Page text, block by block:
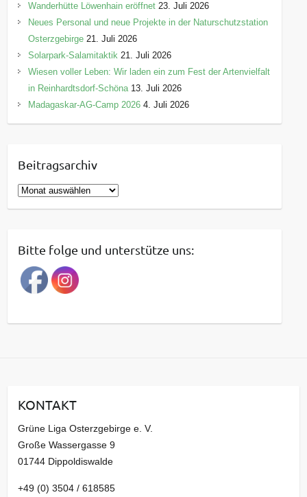
Wanderhütte Löwenhain eröffnet 23. Juli 2026
Neues Personal und neue Projekte in der Naturschutzstation
Osterzgebirge 21. Juli 2026
Solarpark-Salamitaktik 21. Juli 2026
Wiesen voller Leben: Wir laden ein zum Fest der Artenvielfalt
in Reinhardtsdorf-Schöna 13. Juli 2026
Madagaskar-AG-Camp 2026 4. Juli 2026
Beitragsarchiv
B
e
r
a
g
a
v
Bitte folge und unterstütze uns:
KONTAKT
Grüne Liga Osterzgebirge e. V.
Große Wassergasse 9
01744 Dippoldiswalde
+49 (0) 3504 / 618585